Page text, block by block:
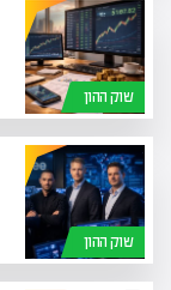
שוק ההון
שוק ההון